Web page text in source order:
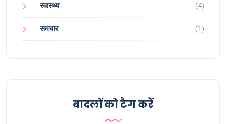
स्वास्थ्य (4)
समचार (1)
बादलों को टैग करें